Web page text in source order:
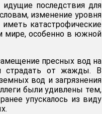
последствия для
изменение уровня
катастрофические
мире, особенно в южной
пресных вод на
страдать от жажды. В
вод и загрязнения
были удивлены тем,
упускалось из виду